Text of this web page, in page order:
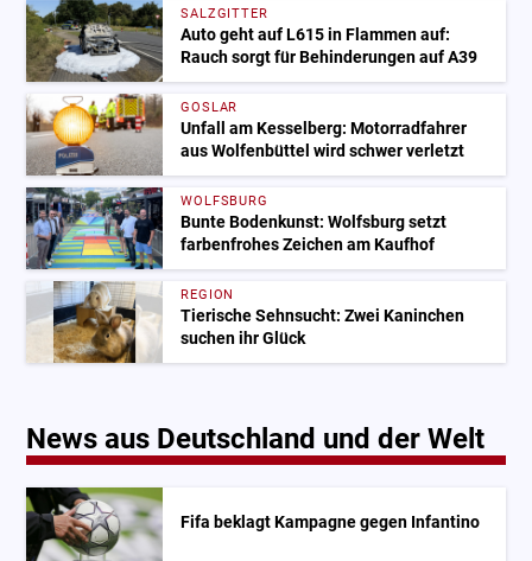
SALZGITTER
Auto geht auf L615 in Flammen auf:
Rauch sorgt für Behinderungen auf A39
GOSLAR
Unfall am Kesselberg: Motorradfahrer
aus Wolfenbüttel wird schwer verletzt
WOLFSBURG
Bunte Bodenkunst: Wolfsburg setzt
farbenfrohes Zeichen am Kaufhof
REGION
Tierische Sehnsucht: Zwei Kaninchen
suchen ihr Glück
News aus Deutschland und der Welt
Fifa beklagt Kampagne gegen Infantino